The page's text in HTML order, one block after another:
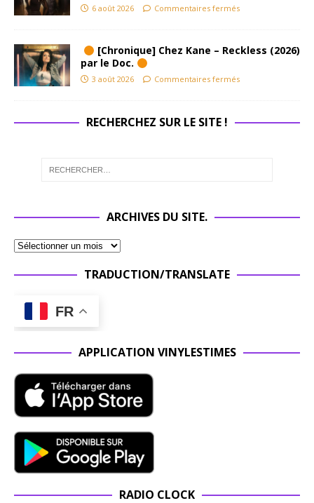
6 août 2026 Commentaires fermés
[Chronique] Chez Kane – Reckless (2026)
par le Doc.
3 août 2026 Commentaires fermés
RECHERCHEZ SUR LE SITE !
ARCHIVES DU SITE.
TRADUCTION/TRANSLATE
FR
APPLICATION VINYLESTIMES
RADIO CLOCK